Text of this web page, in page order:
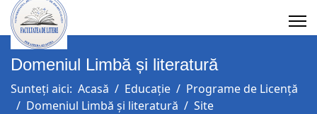
Domeniul Limbă și literatură
Sunteți aici: Acasă Educație
Programe de Licență
Domeniul Limbă și literatură
Site